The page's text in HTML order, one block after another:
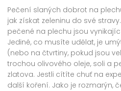
Pečení slaných dobrot na
jak získat zeleninu do své
pečené na plechu jsou
Jediné, co musíte udělat, je
(nebo na čtvrtiny, pokud jsou
trochou olivového oleje, soli a
zlatova. Jestli cítíte chuť na
další koření. Jako je rozmarýn,